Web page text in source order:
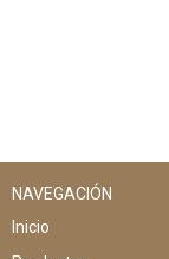
NAVEGACIÓN
Inicio